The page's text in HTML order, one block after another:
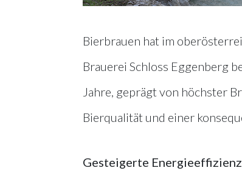
Bierbrauen hat im
Brauerei Schloss Eggenberg
Jahre, geprägt von höchster
Bierqualität und einer
Gesteigerte